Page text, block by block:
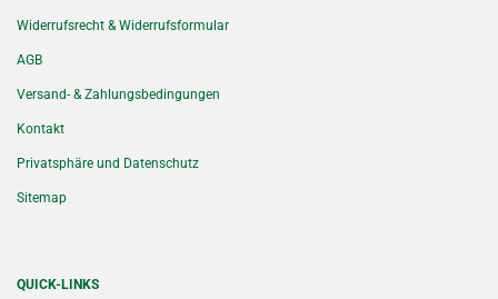
Widerrufsrecht & Widerrufsformular
AGB
Versand- & Zahlungsbedingungen
Kontakt
Privatsphäre und Datenschutz
Sitemap
QUICK-LINKS